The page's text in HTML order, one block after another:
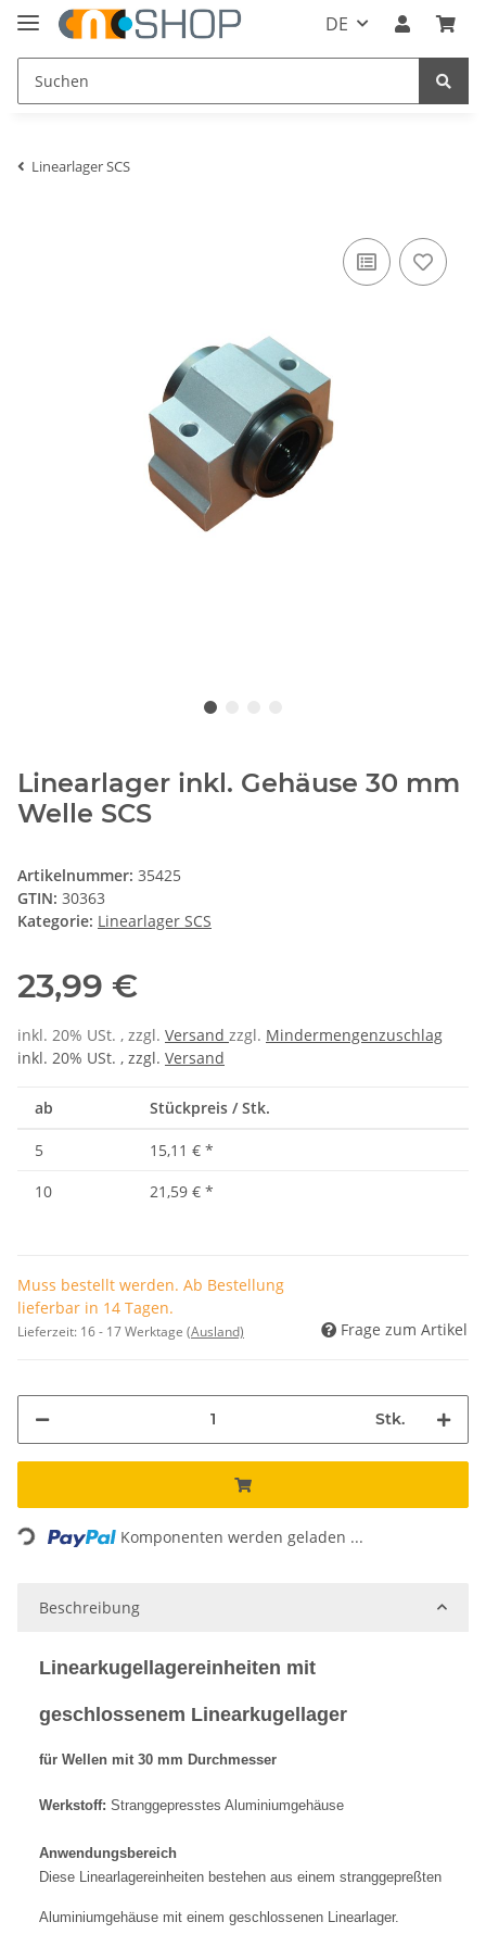
DE
Linearlager SCS
Linearlager inkl. Gehäuse 30 mm
Welle SCS
Artikelnummer: 35425
GTIN: 30363
Kategorie: Linearlager SCS
23,99 €
inkl. 20% USt. , zzgl. Versand zzgl. Mindermengenzuschlag
inkl. 20% USt. , zzgl. Versand
ab Stückpreis / Stk.
5 15,11 € *
10
21,59 € *
Muss bestellt werden. Ab Bestellung
lieferbar in 14 Tagen.
Lieferzeit: 16 - 17 Werktage (Ausland) Frage zum Artikel
Stk.
Loading... Komponenten werden geladen ...
Beschreibung
Linearkugellagereinheiten mit
geschlossenem Linearkugellager
für Wellen mit 30 mm Durchmesser
Werkstoff: Stranggepresstes Aluminiumgehäuse
Anwendungsbereich
Diese Linearlagereinheiten bestehen aus einem stranggepreßten
Aluminiumgehäuse mit einem geschlossenen Linearlager.